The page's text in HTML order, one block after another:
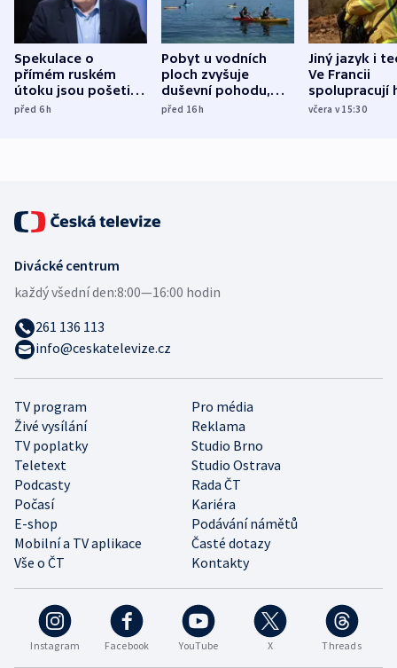
Spekulace o
přímém ruském
útoku jsou pošetilé,
míní estonský
před 6h
Pobyt u vodních
ploch zvyšuje
duševní pohodu,
ukázala
před 16h
Jiný jazyk i
Ve Francii
spolupracují
různých zemí
včera v 15:30
Instagram Facebook YouTube X Threads
TV program
Pro média
Živé vysílání
Reklama
TV poplatky
Studio Brno
Teletext
Studio Ostrava
Podcasty
Rada ČT
Počasí
Kariéra
E-shop
Podávání námětů
Mobilní a TV aplikace
Časté dotazy
Vše o ČT
Kontakty
Divácké centrum
každý všední den:8:00—16:00 hodin
261 136 113
info@ceskatelevize.cz